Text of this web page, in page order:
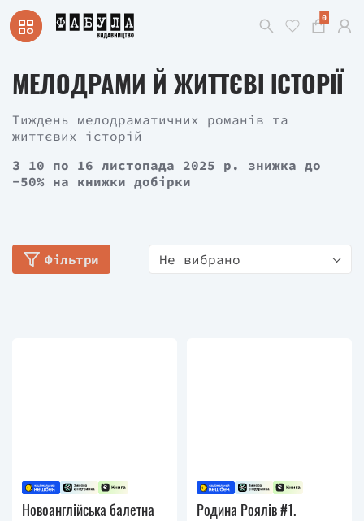
0
МЕЛОДРАМИ Й ЖИТТЄВІ ІСТОРІЇ
Тиждень мелодраматичних романів та
життєвих історій
З 10 по 16 листопада 2025 р. знижка до
-50% на книжки добірки
Фільтри Не вибрано
Новоанглійська балетна
Родина Роялів #1.